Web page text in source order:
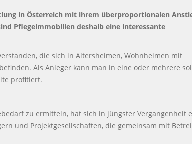
in Österreich mit ihrem überproportionalen
Pflegeimmobilien deshalb eine interessante
die sich in Altersheimen, Wohnheimen mit
Als Anleger kann man in eine oder mehrere
profitiert.
zu ermitteln, hat sich in jüngster Vergangenheit
und Projektgesellschaften, die gemeinsam mit